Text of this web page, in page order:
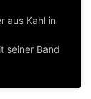
aus Kahl in
seiner Band